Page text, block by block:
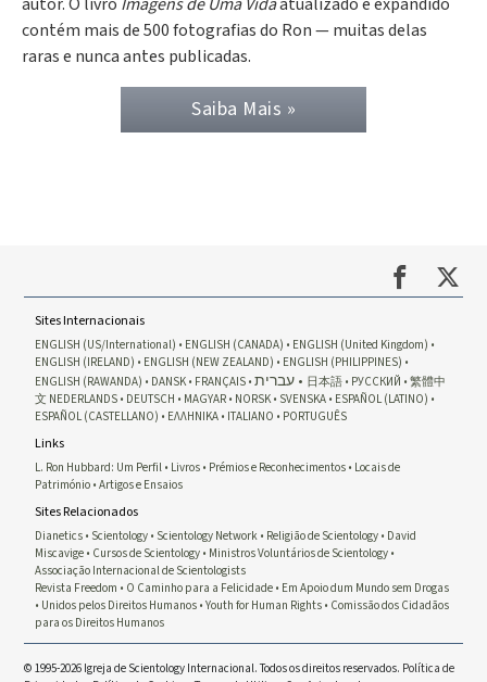
contém mais de 500 fotografias do Ron — muitas delas
raras e nunca antes publicadas.
Saiba Mais »
Sites Internacionais
ENGLISH (US/International) ENGLISH (CANADA)
ENGLISH (United Kingdom)
ENGLISH (IRELAND)
ENGLISH (NEW ZEALAND)
ENGLISH (PHILIPPINES)
ENGLISH (RAWANDA)
DANSK FRANÇAIS עברית 日本語 РУССКИЙ
繁體中
文 NEDERLANDS DEUTSCH MAGYAR NORSK SVENSKA ESPAÑOL (LATINO)
ESPAÑOL (CASTELLANO)
ΕΛΛΗΝΙΚA ITALIANO PORTUGUÊS
Links
L. Ron Hubbard: Um Perfil Livros Prémios e Reconhecimentos Locais de
Património Artigos e Ensaios
Sites Relacionados
Dianetics Scientology Scientology Network Religião de Scientology David
Miscavige Cursos de Scientology Ministros Voluntários de Scientology
Associação Internacional de Scientologists
Revista Freedom
O Caminho para a Felicidade Em Apoio dum Mundo sem Drogas
Unidos pelos Direitos Humanos Youth for Human Rights Comissão dos Cidadãos
para os Direitos Humanos
© 1995-2026 Igreja de Scientology Internacional. Todos os direitos reservados. Política de